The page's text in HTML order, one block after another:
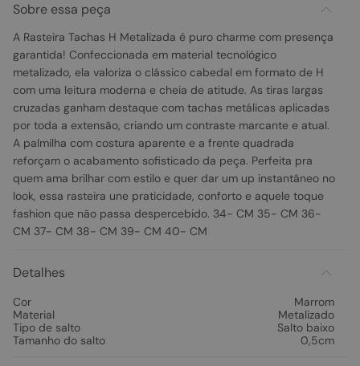
Sobre essa peça
A Rasteira Tachas H Metalizada é puro charme com presença
garantida! Confeccionada em material tecnológico
metalizado, ela valoriza o clássico cabedal em formato de H
com uma leitura moderna e cheia de atitude. As tiras largas
cruzadas ganham destaque com tachas metálicas aplicadas
por toda a extensão, criando um contraste marcante e atual.
A palmilha com costura aparente e a frente quadrada
reforçam o acabamento sofisticado da peça. Perfeita pra
quem ama brilhar com estilo e quer dar um up instantâneo no
look, essa rasteira une praticidade, conforto e aquele toque
fashion que não passa despercebido. 34- CM 35- CM 36-
CM 37- CM 38- CM 39- CM 40- CM
Detalhes
Cor
Marrom
Material
Metalizado
Tipo de salto
Salto baixo
Tamanho do salto
0,5cm